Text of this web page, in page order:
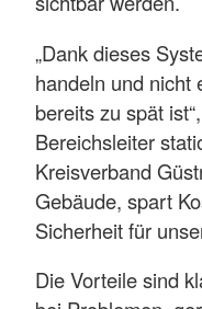
„Dank dieses
handeln und nicht
bereits zu spät
Bereichsleiter
Kreisverband
Gebäude, spart
Sicherheit für
Die Vorteile sind